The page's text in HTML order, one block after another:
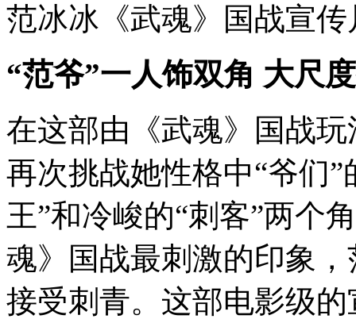
范冰冰《武魂》国战宣
“范爷”一人饰双角 大尺
在这部由《武魂》国战
再次挑战她性格中“爷们
王”和冷峻的“刺客”两个
魂》国战最刺激的印象
接受刺青。这部电影级